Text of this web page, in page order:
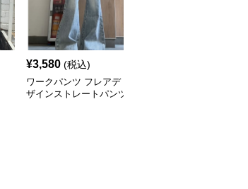
¥3,580 (税込)
ワークパンツ フレアデ
ザインストレートパンツ